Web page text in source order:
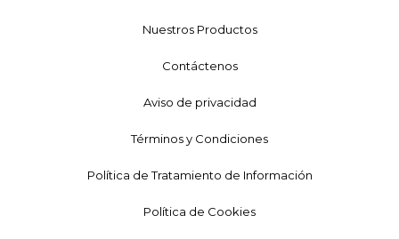
Nuestros Productos
Contáctenos
Aviso de privacidad
Términos y Condiciones
Política de Tratamiento de Información
Política de Cookies